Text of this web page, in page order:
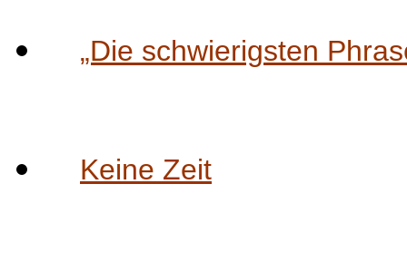
„Die schwierigsten
Keine Zeit